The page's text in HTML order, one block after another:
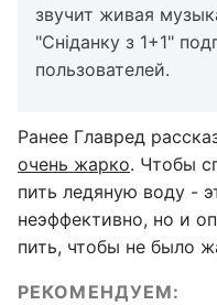
звучит живая
"Сніданку з 1+1"
пользователей.
Ранее Главред
очень жарко. Чтобы
пить ледяную воду -
неэффективно, но и
пить, чтобы не было
РЕКОМЕНДУЕМ: